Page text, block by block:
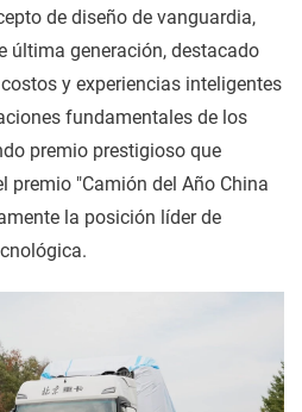
de diseño de vanguardia,
última generación, destacado
y experiencias inteligentes
fundamentales de los
premio prestigioso que
premio "Camión del Año China
la posición líder de